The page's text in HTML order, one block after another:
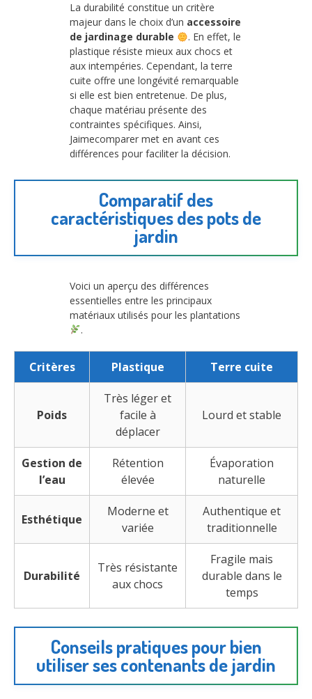
La durabilité constitue un critère
majeur dans le choix d’un accessoire
de jardinage durable
. En effet, le
plastique résiste mieux aux chocs et
aux intempéries. Cependant, la terre
cuite offre une longévité remarquable
si elle est bien entretenue. De plus,
chaque matériau présente des
contraintes spécifiques. Ainsi,
Jaimecomparer met en avant ces
différences pour faciliter la décision.
Comparatif des
caractéristiques des pots de
jardin
Voici un aperçu des différences
essentielles entre les principaux
matériaux utilisés pour les plantations
.
Critères Plastique Terre cuite
Poids
Très léger et
facile à
déplacer
Lourd et stable
Gestion de
l’eau
Rétention
élevée
Évaporation
naturelle
Esthétique
Moderne et
variée
Authentique et
traditionnelle
Durabilité
Très résistante
aux chocs
Fragile mais
durable dans le
temps
Conseils pratiques pour bien
utiliser ses contenants de jardin